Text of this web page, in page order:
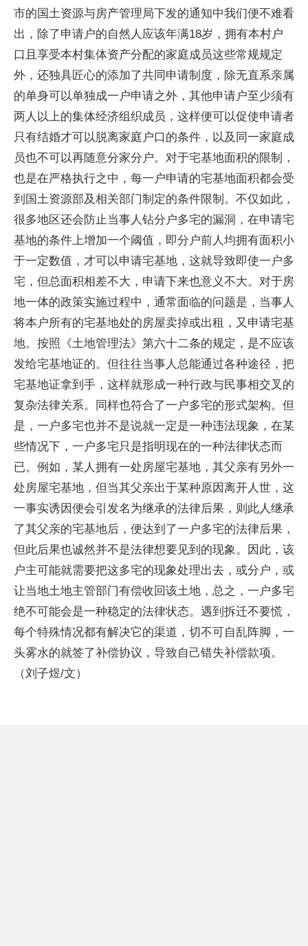
市的国土资源与房产管理局下发的通知中我们便不难看
出，除了申请户的自然人应该年满18岁，拥有本村户
口且享受本村集体资产分配的家庭成员这些常规规定
外，还独具匠心的添加了共同申请制度，除无直系亲属
的单身可以单独成一户申请之外，其他申请户至少须有
两人以上的集体经济组织成员，这样便可以促使申请者
只有结婚才可以脱离家庭户口的条件，以及同一家庭成
员也不可以再随意分家分户。对于宅基地面积的限制，
也是在严格执行之中，每一户申请的宅基地面积都会受
到国土资源部及相关部门制定的条件限制。不仅如此，
很多地区还会防止当事人钻分户多宅的漏洞，在申请宅
基地的条件上增加一个阈值，即分户前人均拥有面积小
于一定数值，才可以申请宅基地，这就导致即使一户多
宅，但总面积相差不大，申请下来也意义不大。对于房
地一体的政策实施过程中，通常面临的问题是，当事人
将本户所有的宅基地处的房屋卖掉或出租，又申请宅基
地。按照《土地管理法》第六十二条的规定，是不应该
发给宅基地证的。但往往当事人总能通过各种途径，把
宅基地证拿到手，这样就形成一种行政与民事相交叉的
复杂法律关系。同样也符合了一户多宅的形式架构。但
是，一户多宅也并不是说就一定是一种违法现象，在某
些情况下，一户多宅只是指明现在的一种法律状态而
已。例如，某人拥有一处房屋宅基地，其父亲有另外一
处房屋宅基地，但当其父亲出于某种原因离开人世，这
一事实诱因便会引发名为继承的法律后果，则此人继承
了其父亲的宅基地后，便达到了一户多宅的法律后果，
但此后果也诚然并不是法律想要见到的现象。因此，该
户主可能就需要把这多宅的现象处理出去，或分户，或
让当地土地主管部门有偿收回该土地，总之，一户多宅
绝不可能会是一种稳定的法律状态。遇到拆迁不要慌，
每个特殊情况都有解决它的渠道，切不可自乱阵脚，一
头雾水的就签了补偿协议，导致自己错失补偿款项。
（刘子煜/文）